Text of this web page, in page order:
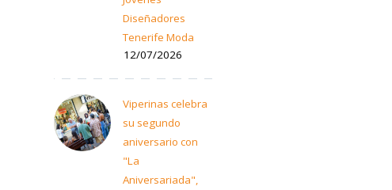
Diseñadores
Tenerife Moda
12/07/2026
Viperinas celebra
su segundo
aniversario con
"La
Aniversariada",